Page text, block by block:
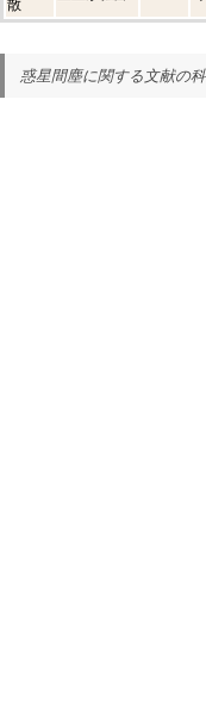
散
惑星間塵に関する文献の